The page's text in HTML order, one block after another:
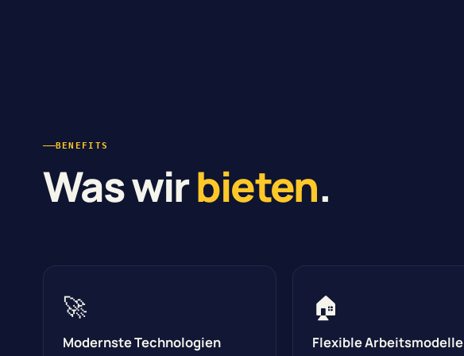
BENEFITS
Was wirbieten.
🚀
Modernste Technologien
🏠
Flexible Arbeitsmodelle